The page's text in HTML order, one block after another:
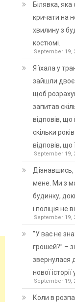
Білявка,
кричати на
хвилину з
костюмі.
September 19,
Я їхала у
зайшли двоє
щоб
запитав
відповів,
скільки
відповів, що
September 19,
Дізнавшись,
мене. Ми з
будинку,
і поліція не
September 19,
”У вас не
грошей?” –
звернулася
нової історії
September 19,
Коли в